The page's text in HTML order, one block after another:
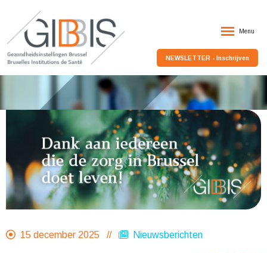
Menu
NEWSLETTER - Inschrijven
15 december 2025 // Nieuwsberichten